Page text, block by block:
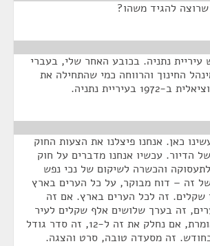
להגיד משהו?
עיריית נתניה. בכובע האחר שלי, בעברי
החינוך והרווחה כמי שהתחילה את
בעיריית נתניה.
כאן. אנחנו פיצלנו את הצעות החוק
הדיור. עכשיו אנחנו מדברים על חוק
והכשרה לשיקום של נכי נפש
זה – דוח מבוקר, על כל הערים בארץ
מיליון שקלים. זה לכל הערים בארץ. אם זה
זה בערך שלושים אלף שקלים לעיר
עלות לשנה. זאת אומרת, אם נחלק את זה ל-12, זה סדר גודל